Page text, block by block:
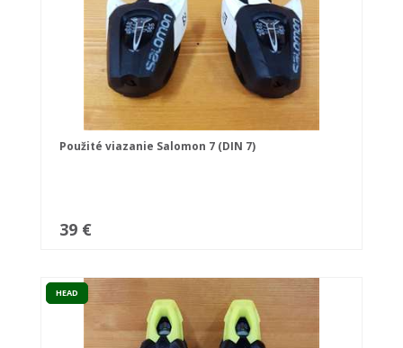
Použité viazanie Salomon 7 (DIN 7)
39 €
HEAD